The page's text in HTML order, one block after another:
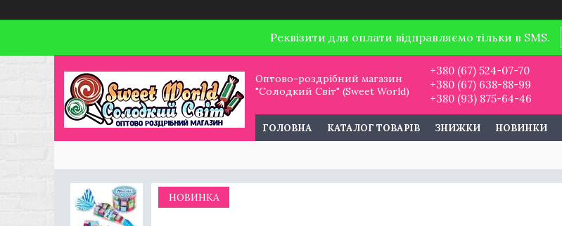
Реквізити для оплати відправляємо тільки в SMS.
Оптово-роздрібний магазин
"Солодкий Світ" (Sweet World)
+380 (67) 524-07-70
+380 (67) 638-88-99
+380 (93) 875-64-46
ГОЛОВНА КАТАЛОГ ТОВАРІВ ЗНИЖКИ НОВИНКИ
НОВИНКА